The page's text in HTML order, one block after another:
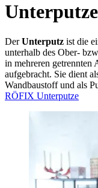
Unterputze
DerUnterputz ist die
unterhalb des Ober-
in mehreren getrennten
aufgebracht. Sie dient
Wandbaustoff und als
RÖFIX Unterputze